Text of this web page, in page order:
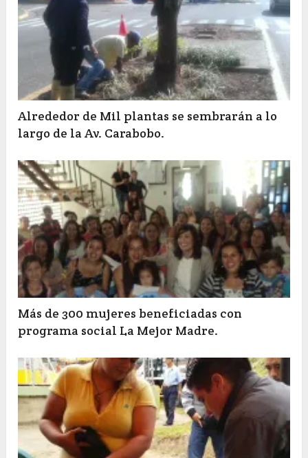
Alrededor de Mil plantas se sembrarán a lo
largo de la Av. Carabobo.
Más de 300 mujeres beneficiadas con
programa social La Mejor Madre.